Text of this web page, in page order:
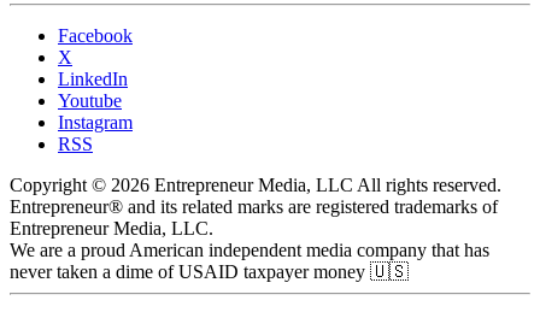
Facebook
X
LinkedIn
Youtube
Instagram
RSS
Copyright © 2026 Entrepreneur Media, LLC All rights reserved.
Entrepreneur® and its related marks are registered trademarks of
Entrepreneur Media, LLC.
We are a proud American independent media company that has
never taken a dime of USAID taxpayer money 🇺🇸